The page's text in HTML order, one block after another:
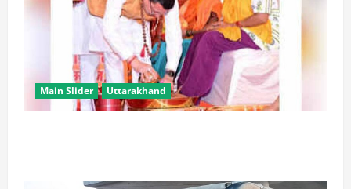
Main Slider Uttarakhand